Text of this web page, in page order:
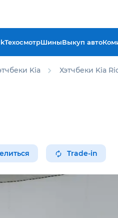
ТехосмотрШиныВыкуп авто
Kia Хэтчбеки Kia
Trade-in